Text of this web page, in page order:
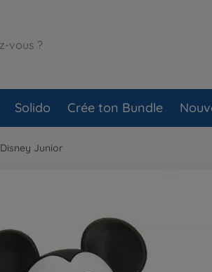
Solido Crée ton Bundle
Disney Junior